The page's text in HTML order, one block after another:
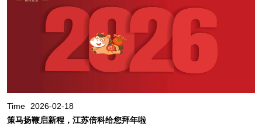
Time
2026-02-18
策马扬鞭启新程，江苏倍科给您拜年啦